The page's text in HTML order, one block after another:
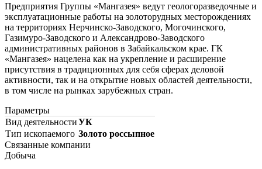
Предприятия Группы «Мангазея» ведут геологоразведочные и
эксплуатационные работы на золоторудных месторождениях
на территориях Нерчинско-Заводского, Могочинского,
Газимуро-Заводского и Александрово-Заводского
административных районов в Забайкальском крае. ГК
«Мангазея» нацелена как на укрепление и расширение
присутствия в традиционных для себя сферах деловой
активности, так и на открытие новых областей деятельности,
в том числе на рынках зарубежных стран.
Параметры
Вид деятельностиУК
Тип ископаемого Золото россыпное
Связанные компании
Добыча